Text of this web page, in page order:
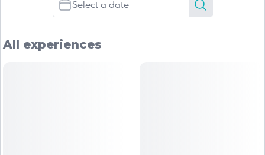
All experiences